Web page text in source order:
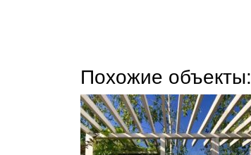
Похожие объекты: